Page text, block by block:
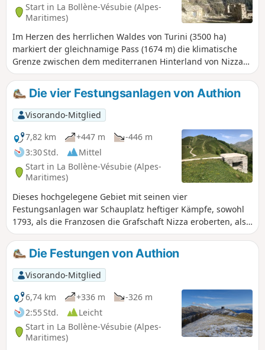
Start in La Bollène-Vésubie (Alpes-
Maritimes)
Im Herzen des herrlichen Waldes von Turini (3500 ha)
markiert der gleichnamige Pass (1674 m) die klimatische
Grenze zwischen dem mediterranen Hinterland von Nizza
und dem bergigen „Haut-Pays”. Die Olivenhaine weichen
Tannen-, Buchen- und Lärchenwäldern, die im Herbst in
leuchtenden Farben erstrahlen. Auf dieser Rundwanderung
genießen Sie herrliche Ausblicke auf die gesamte Region,
den Mounier, die Cime du Diable, das Vallon de la Maïris...
Die vier Festungsanlagen von Authion
Visorando-Mitglied
7,82 km
+447 m
-446 m
3:30 Std.
Mittel
Start in La Bollène-Vésubie (Alpes-
Maritimes)
Dieses hochgelegene Gebiet mit seinen vier
Festungsanlagen war Schauplatz heftiger Kämpfe, sowohl
1793, als die Franzosen die Grafschaft Nizza eroberten, als
auch im April 1945, als hier eine der letzten Schlachten
zwischen der deutschen Armee und den Alliierten
stattfand. Die Stein- und Zementbauten mit ihren
zahlreichen Einschusslöchern von Kanonen und
Feuerwaffen zeugen von der Gewalt dieser letzten
Auseinandersetzungen.
Die Festungen von Authion
Visorando-Mitglied
6,74 km
+336 m
-326 m
2:55 Std.
Leicht
Start in La Bollène-Vésubie (Alpes-
Maritimes)